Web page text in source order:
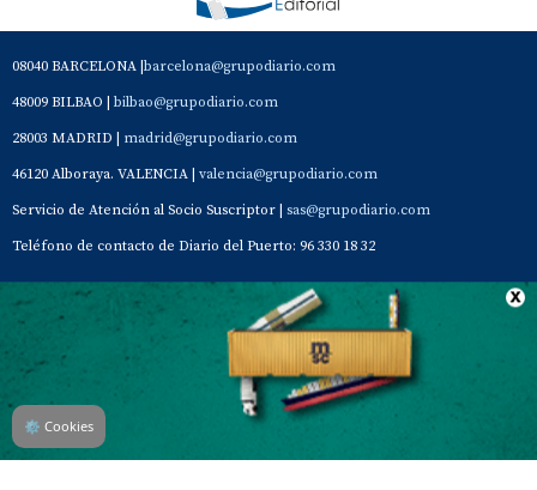
08040 BARCELONA | barcelona@grupodiario.com
48009 BILBAO | bilbao@grupodiario.com
28003 MADRID | madrid@grupodiario.com
46120 Alboraya. VALENCIA | valencia@grupodiario.com
Servicio de Atención al Socio Suscriptor | sas@grupodiario.com
Teléfono de contacto de Diario del Puerto: 96 330 18 32
Contacto Aviso Legal Quiénes somos Política de privacidad
⚙ Cookies